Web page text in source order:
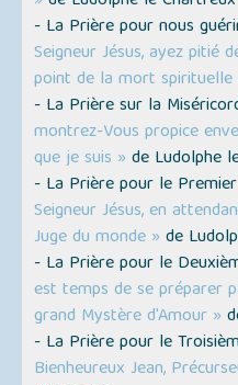
- La Prière pour nous
Seigneur Jésus, ayez pitié
point de la mort spirituelle
- La Prière sur la
montrez-Vous propice
que je suis » de Ludolphe
- La Prière pour le
Seigneur Jésus, en
Juge du monde » de
- La Prière pour le
est temps de se préparer
grand Mystère d'Amour »
- La Prière pour le
Bienheureux Jean,